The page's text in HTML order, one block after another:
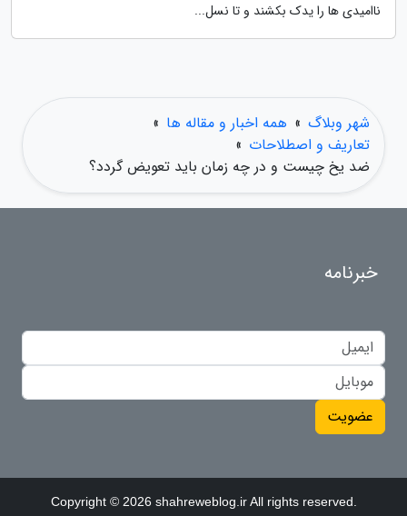
ناامیدی ها را یدک بکشند و تا نسل...
شهر وبلاگ » همه اخبار و مقاله ها »
تعاریف و اصطلاحات »
ضد یخ چیست و در چه زمان باید تعویض گردد؟
خبرنامه
عضویت
Copyright © 2026 shahreweblog.ir All rights reserved.